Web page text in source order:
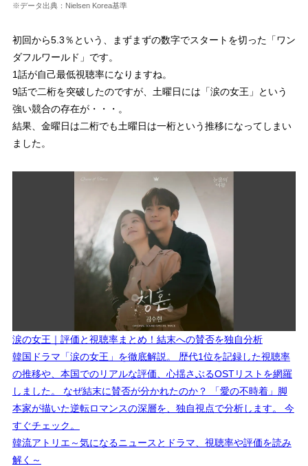
※データ出典：Nielsen Korea基準
初回から5.3％という、まずまずの数字でスタートを切った「ワン
ダフルワールド」です。
1話が自己最低視聴率になりますね。
9話で二桁を突破したのですが、土曜日には「涙の女王」という
強い競合の存在が・・・。
結果、金曜日は二桁でも土曜日は一桁という推移になってしまい
ました。
涙の女王｜評価と視聴率まとめ！結末への賛否を独自分析
韓国ドラマ「涙の女王」を徹底解説。 歴代1位を記録した視聴率
の推移や、本国でのリアルな評価、心揺さぶるOSTリストを網羅
しました。 なぜ結末に賛否が分かれたのか？ 「愛の不時着」脚
本家が描いた逆転ロマンスの深層を、独自視点で分析します。 今
すぐチェック。
韓流アトリエ～気になるニュースとドラマ、視聴率や評価を読み
解く～